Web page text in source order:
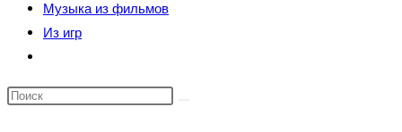
Музыка из фильмов
Из игр
по